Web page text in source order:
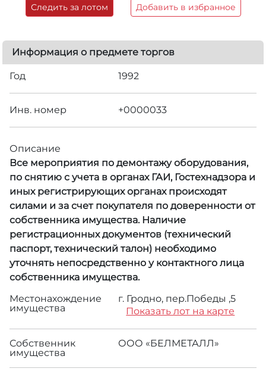
Следить за лотом Добавить в избранное
Информация о предмете торгов
Год 1992
Инв. номер +0000033
Описание
Все мероприятия по демонтажу оборудования,
по снятию с учета в органах ГАИ, Гостехнадзора и
иных регистрирующих органах происходят
силами и за счет покупателя по доверенности от
собственника имущества. Наличие
регистрационных документов (технический
паспорт, технический талон) необходимо
уточнять непосредственно у контактного лица
собственника имущества.
Местонахождение
имущества
г. Гродно, пер.Победы ,5
Показать лот на карте
Собственник
имущества
ООО «БЕЛМЕТАЛЛ»